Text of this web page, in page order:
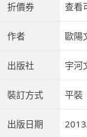
折價券 查看
作者 歐陽
出版社 宇河
裝訂方式 平裝
出版日期